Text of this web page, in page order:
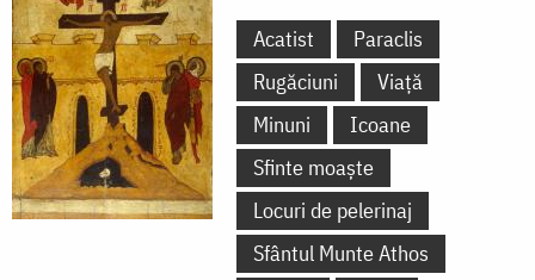
Acatist
Paraclis
Rugăciuni
Viață
Minuni
Icoane
Sfinte moaște
Locuri de pelerinaj
Sfântul Munte Athos